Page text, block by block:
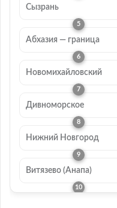
Сызрань
Абхазия — граница
Новомихайловский
Дивноморское
Нижний Новгород
Витязево (Анапа)